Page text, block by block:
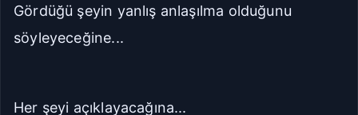
Gördüğü şeyin yanlış anlaşılma olduğunu
söyleyeceğine...
Her şeyi açıklayacağına...